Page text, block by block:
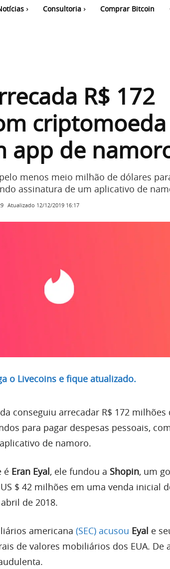
Consultoria Comprar Bitcoin
R$ 172
app de
menos meio milhão de dólares
assinatura de um aplicativo de
Atualizado 12/12/2019 16:17
o Livecoins e fique atualizado.
conseguiu arrecadar R$ 172 milhões
para pagar despesas pessoais,
de namoro.
é Eran Eyal, ele fundou a Shopin, um
$ 42 milhões em uma venda inicial
de 2018.
americana (SEC) acusou Eyal e
de valores mobiliários dos EUA. De